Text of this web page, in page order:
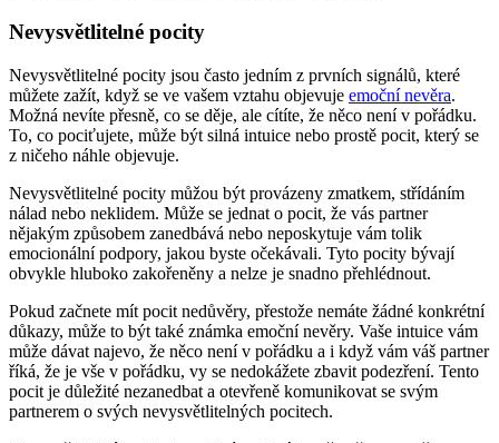
Nevysvětlitelné pocity
Nevysvětlitelné pocity jsou často jedním z prvních signálů, které
můžete zažít, když se ve vašem vztahu objevuje emoční nevěra.
Možná nevíte přesně, co se děje, ale cítíte, že něco není v pořádku.
To, co pociťujete, může být silná intuice nebo prostě pocit, který se
z ničeho náhle objevuje.
Nevysvětlitelné pocity můžou být provázeny zmatkem, střídáním
nálad nebo neklidem. Může se jednat o pocit, že vás partner
nějakým způsobem zanedbává nebo neposkytuje vám tolik
emocionální podpory, jakou byste očekávali. Tyto pocity bývají
obvykle hluboko zakořeněny a nelze je snadno přehlédnout.
Pokud začnete mít pocit nedůvěry, přestože nemáte žádné konkrétní
důkazy, může to být také známka emoční nevěry. Vaše intuice vám
může dávat najevo, že něco není v pořádku a i když vám váš partner
říká, že je vše v pořádku, vy se nedokážete zbavit podezření. Tento
pocit je důležité nezanedbat a otevřeně komunikovat se svým
partnerem o svých nevysvětlitelných pocitech.